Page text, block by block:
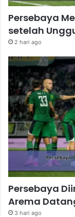
Persebaya
setelah
2 hari ago
Persebaya
Arema
3 hari ago